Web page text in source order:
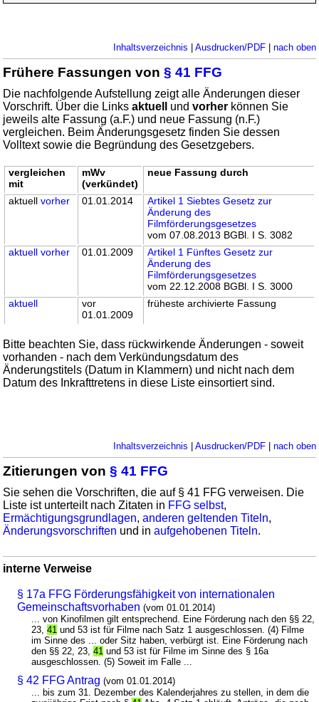
Inhaltsverzeichnis Ausdrucken/PDF| nach oben
Frühere Fassungen von§ 41 FFG
Die nachfolgende Aufstellung zeigt alle Änderungen dieser
Vorschrift. Über die Linksaktuell undvorher können Sie
jeweils alte Fassung (a.F.) und neue Fassung (n.F.)
vergleichen. Beim Änderungsgesetz finden Sie dessen
Volltext sowie die Begründung des Gesetzgebers.
vergleichen
mit
mWv
(verkündet)
neue Fassung durch
aktuellvorher 01.01.2014
Artikel 1 Siebtes Gesetz zur
Änderung des
Filmförderungsgesetzes
vom 07.08.2013 BGBl. I S. 3082
aktuell vorher 01.01.2009
Artikel 1 Fünftes Gesetz zur
Änderung des
Filmförderungsgesetzes
vom 22.12.2008 BGBl. I S. 3000
aktuell
vor
01.01.2009
früheste archivierte Fassung
Bitte beachten Sie, dass rückwirkende Änderungen - soweit
vorhanden - nach dem Verkündungsdatum des
Änderungstitels (Datum in Klammern) und nicht nach dem
Datum des Inkrafttretens in diese Liste einsortiert sind.
Inhaltsverzeichnis Ausdrucken/PDF| nach oben
Zitierungen von§ 41 FFG
Sie sehen die Vorschriften, die auf § 41 FFG verweisen. Die
Liste ist unterteilt nach Zitaten in FFG selbst,
Ermächtigungsgrundlagen,anderen geltenden Titeln,
Änderungsvorschriften und inaufgehobenen Titeln.
interne Verweise
§ 17a FFG Förderungsfähigkeit von internationalen
Gemeinschaftsvorhaben (vom 01.01.2014)
... von Kinofilmen gilt entsprechend. Eine Förderung nach den §§ 22,
23,41 und 53 ist für Filme nach Satz 1 ausgeschlossen. (4) Filme
im Sinne des ... oder Sitz haben, verbürgt ist. Eine Förderung nach
den §§ 22, 23,41 und 53 ist für Filme im Sinne des § 16a
ausgeschlossen. (5) Soweit im Falle ...
§ 42 FFG Antrag (vom 01.01.2014)
... bis zum 31. Dezember des Kalenderjahres zu stellen, in dem die